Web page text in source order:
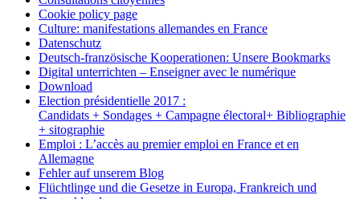
Cookie policy page
Culture: manifestations allemandes en France
Datenschutz
Deutsch-französische Kooperationen: Unsere Bookmarks
Digital unterrichten – Enseigner avec le numérique
Download
Election présidentielle 2017 :
Candidats + Sondages + Campagne électoral+ Bibliographie
+ sitographie
Emploi : L’accès au premier emploi en France et en
Allemagne
Fehler auf unserem Blog
Flüchtlinge und die Gesetze in Europa, Frankreich und